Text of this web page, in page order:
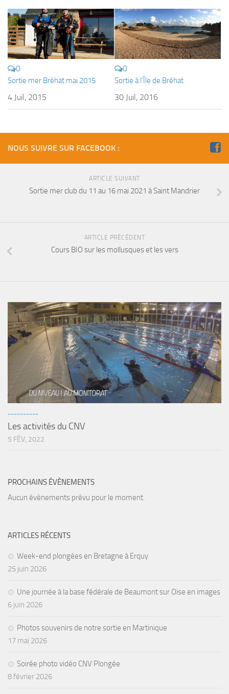
0
Sortie mer Bréhat mai 2015
4 Juil, 2015
0
Sortie à l’Île de Bréhat
30 Juil, 2016
NOUS SUIVRE SUR FACEBOOK :
ARTICLE SUIVANT
Sortie mer club du 11 au 16 mai 2021 à Saint Mandrier
ARTICLE PRÉCÉDENT
Cours BIO sur les mollusques et les vers
----------
Les activités du CNV
5 FÉV, 2022
PROCHAINS ÉVÈNEMENTS
Aucun évènements prévu pour le moment.
ARTICLES RÉCENTS
Week-end plongées en Bretagne à Erquy
25 juin 2026
Une journée à la base fédérale de Beaumont sur Oise en images
6 juin 2026
Photos souvenirs de notre sortie en Martinique
17 mai 2026
Soirée photo vidéo CNV Plongée
8 février 2026